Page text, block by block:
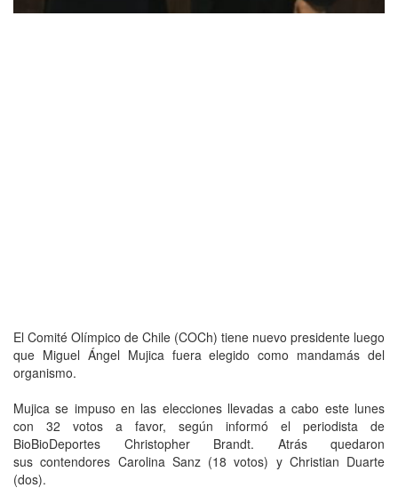
El Comité Olímpico de Chile (COCh) tiene nuevo presidente luego
que Miguel Ángel Mujica fuera elegido como mandamás del
organismo.
Mujica se impuso en las elecciones llevadas a cabo este lunes
con 32 votos a favor, según informó el periodista de
BioBioDeportes Christopher Brandt. Atrás quedaron
sus contendores Carolina Sanz (18 votos) y Christian Duarte
(dos).